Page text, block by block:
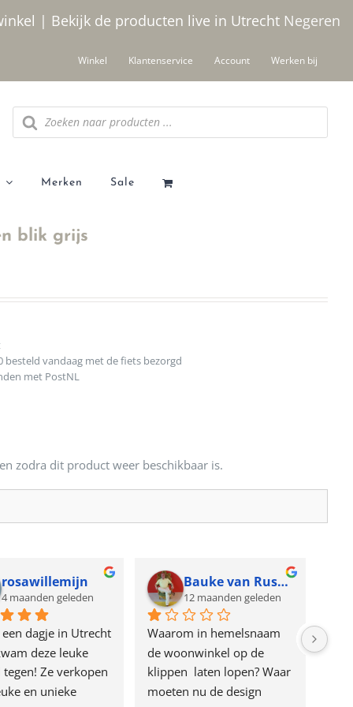
| Bekijk de producten live in Utrecht Negeren
Winkel Klantenservice Account Werken bij
Producten
zoeken
Merken Sale
blik grijs
besteld vandaag met de fiets bezorgd
met PostNL
zodra dit product weer beschikbaar is.
rosawillemijn
4 maanden geleden
een dagje in Utrecht
deze leuke
Ze verkopen
en unieke
Bauke van Russen Groen
12 maanden geleden
Waarom in hemelsnaam
de woonwinkel op de
klippen  laten lopen? Waar
moeten nu de design